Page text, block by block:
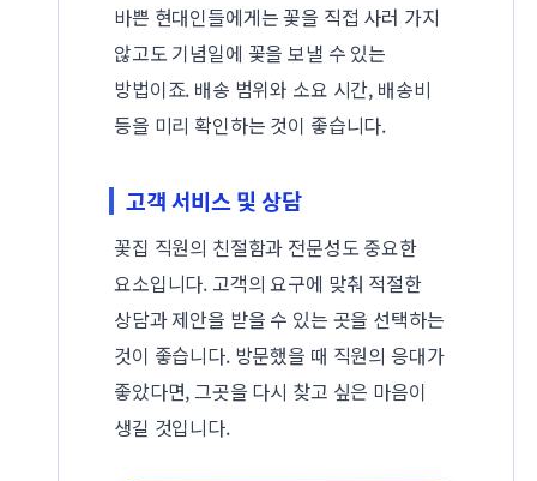
바쁜 현대인들에게는 꽃을 직접 사러 가지
않고도 기념일에 꽃을 보낼 수 있는
방법이죠. 배송 범위와 소요 시간, 배송비
등을 미리 확인하는 것이 좋습니다.
고객 서비스 및 상담
꽃집 직원의 친절함과 전문성도 중요한
요소입니다. 고객의 요구에 맞춰 적절한
상담과 제안을 받을 수 있는 곳을 선택하는
것이 좋습니다. 방문했을 때 직원의 응대가
좋았다면, 그곳을 다시 찾고 싶은 마음이
생길 것입니다.